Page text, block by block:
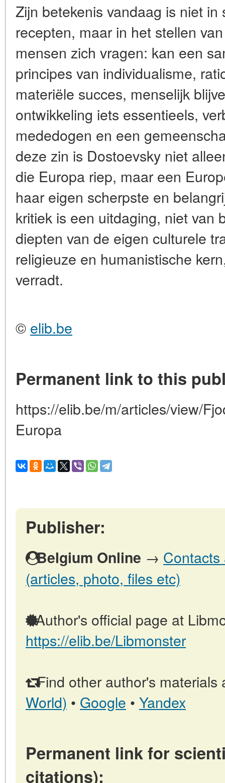
Zijn betekenis vandaag is niet in
recepten, maar in het stellen
mensen zich vragen: kan een
principes van individualisme,
materiële succes, menselijk
ontwikkeling iets essentieels,
mededogen en een
deze zin is Dostoevsky niet
die Europa riep, maar een
haar eigen scherpste en
kritiek is een uitdaging, niet van
diepten van de eigen culturele
religieuze en humanistische
verradt.
© elib.be
Permanent link to this
https://elib.be/m/articles/view/
Europa
Publisher:
Belgium Online →
(articles, photo, files etc)
Author's official page at
https://elib.be/Libmonster
Find other author's materials
World) • Google • Yandex
Permanent link for
citations):